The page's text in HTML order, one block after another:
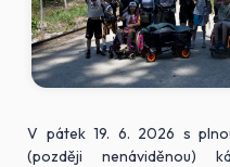
V pátek 19. 6. 2026 s
(později nenáviděnou)